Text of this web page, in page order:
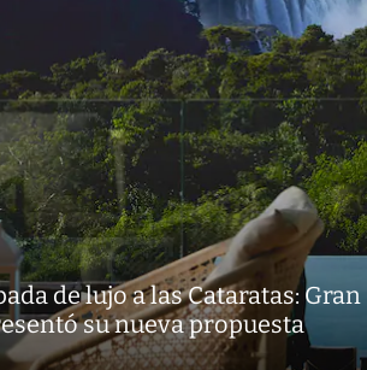
de lujo a las Cataratas: Gran
su nueva propuesta